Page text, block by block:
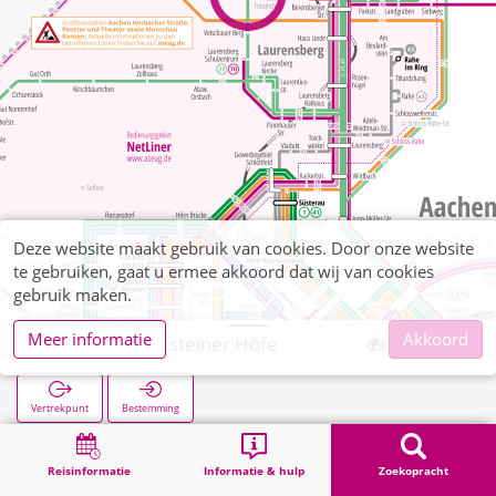
Reisinformatie Informatie & hulp Zoekopracht
Vetschau Niersteiner Höfe
Vertrekpunt Bestemming
Zoekopracht Vetschau Niersteiner Höfe
Deze website maakt gebruik van cookies. Door onze website
te gebruiken, gaat u ermee akkoord dat wij van cookies
gebruik maken.
Meer informatie
Akkoord